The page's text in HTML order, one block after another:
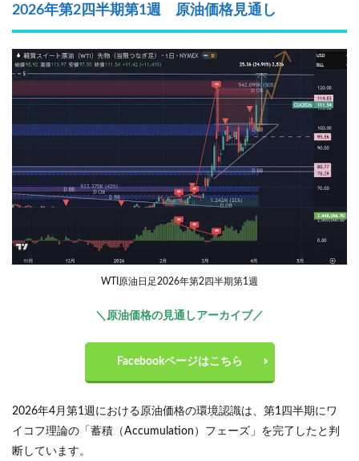
2026年第2四半期第1週 原油価格見通し
WTI原油日足2026年第2四半期第1週
＼原油価格の見通しアーカイブ／
Facebookページはこちら
2026年4月第1週における原油価格の環境認識は、第1四半期にワ
イコフ理論の「蓄積（Accumulation）フェーズ」を完了したと判
断しています。